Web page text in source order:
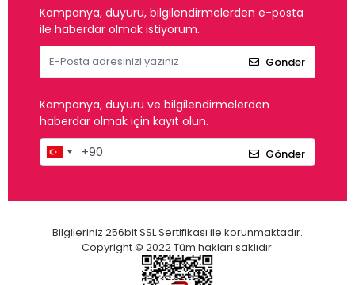
Kampanya, duyuru, bilgilendirmelerden e-posta
ile haberdar olmak istiyorum.
Gönder
Kampanya, duyuru ve bilgilendirmelerden
haberdar olmak için kayıt olun.
Gönder
Bilgileriniz 256bit SSL Sertifikası ile korunmaktadır.
Copyright © 2022 Tüm hakları saklıdır.